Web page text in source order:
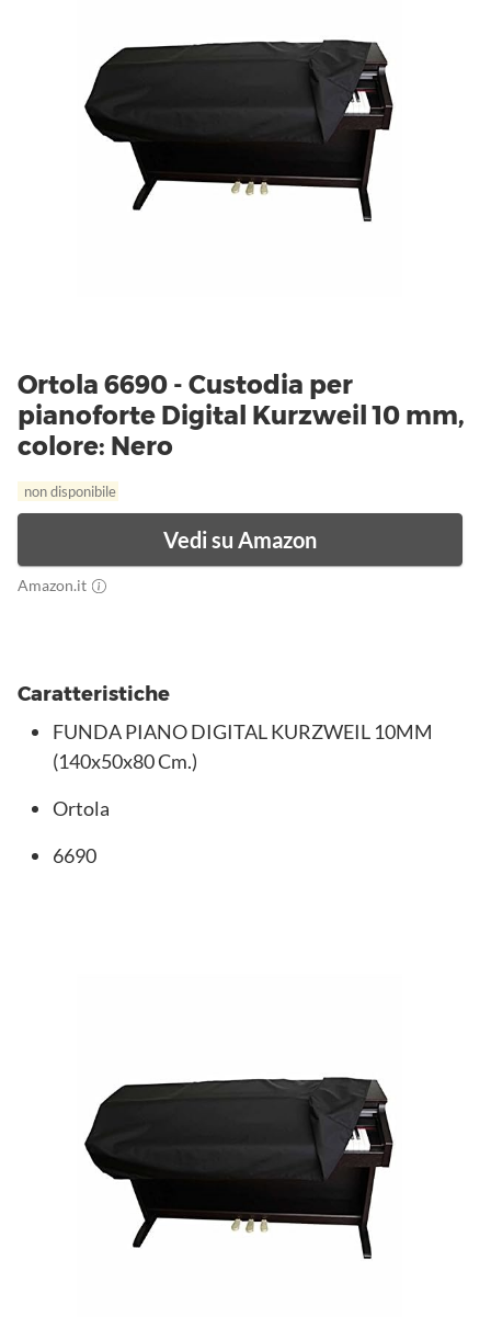
Ortola 6690 - Custodia per
pianoforte Digital Kurzweil 10 mm,
colore: Nero
non disponibile
Vedi su Amazon
Amazon.it
Caratteristiche
FUNDA PIANO DIGITAL KURZWEIL 10MM
(140x50x80 Cm.)
Ortola
6690